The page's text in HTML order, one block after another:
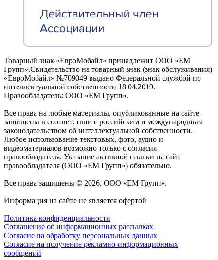
Товарный знак «ЕвроМобайл» принадлежит ООО «ЕМ
Групп».Свидетельство на товарный знак (знак обслуживания)
«ЕвроМобайл» №709049 выдано Федеральной службой по
интеллектуальной собственности 18.04.2019.
Правообладатель: ООО «ЕМ Групп».
Все права на любые материалы, опубликованные на сайте,
защищены в соответствии с российским и международным
законодательством об интеллектуальной собственности.
Любое использование текстовых, фото, аудио и
видеоматериалов возможно только с согласия
правообладателя. Указание активной ссылки на сайт
правообладателя (ООО «ЕМ Групп») обязательно.
Все права защищены © 2026, ООО «ЕМ Групп».
Информация на сайте не является офертой
Политика конфиденциальности
Соглашение об информационных рассылках
Cогласие на обработку персональных данных
Согласие на получение рекламно-информационных
сообщений